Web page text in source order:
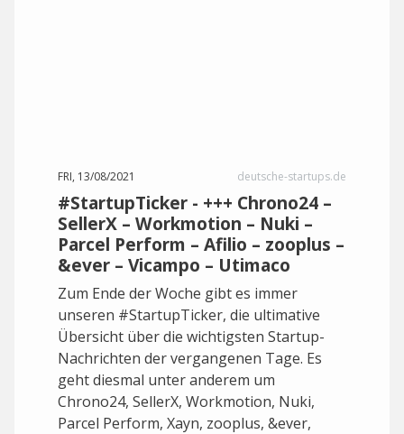
FRI, 13/08/2021 deutsche-startups.de
#StartupTicker - +++ Chrono24 –
SellerX – Workmotion – Nuki –
Parcel Perform – Afilio – zooplus –
&ever – Vicampo – Utimaco
Zum Ende der Woche gibt es immer
unseren #StartupTicker, die ultimative
Übersicht über die wichtigsten Startup-
Nachrichten der vergangenen Tage. Es
geht diesmal unter anderem um
Chrono24, SellerX, Workmotion, Nuki,
Parcel Perform, Xayn, zooplus, &ever,